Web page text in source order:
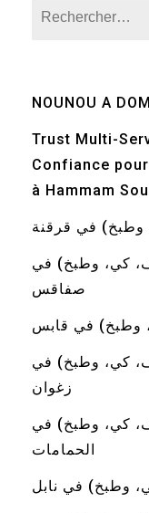
NOUNOU A
Trust Multi-
Confiance
à Hammam
وطبخ) في قرقنة
كي، وطبخ) في
صفاقس
وطبخ) في قابس
كي، وطبخ) في
زغوان
كي، وطبخ) في
الحمامات
وطبخ) في نابل